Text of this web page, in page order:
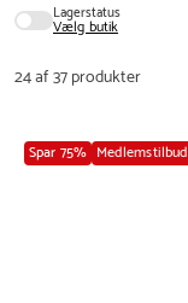
Lagerstatus
Vælg butik
24 af 37 produkter
Spar 75% Medlemstilbud